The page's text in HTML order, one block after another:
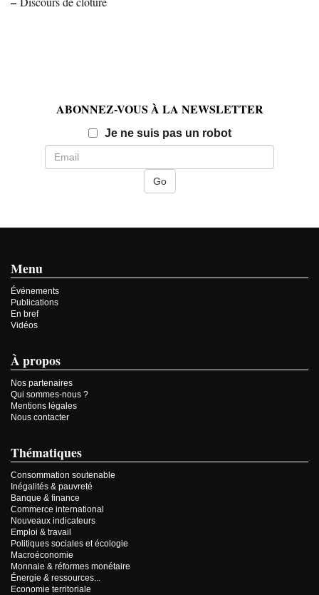
ABONNEZ-VOUS À LA NEWSLETTER
Je ne suis pas un robotEmail
Menu
Événements
Publications
En bref
Vidéos
À propos
Nos partenaires
Qui sommes-nous ?
Mentions légales
Nous contacter
Thématiques
Consommation soutenable
Inégalités & pauvreté
Banque & finance
Commerce international
Nouveaux indicateurs
Emploi & travail
Politiques sociales et écologie
Macroéconomie
Monnaie & réformes monétaire
Énergie & ressources...
Economie territoriale